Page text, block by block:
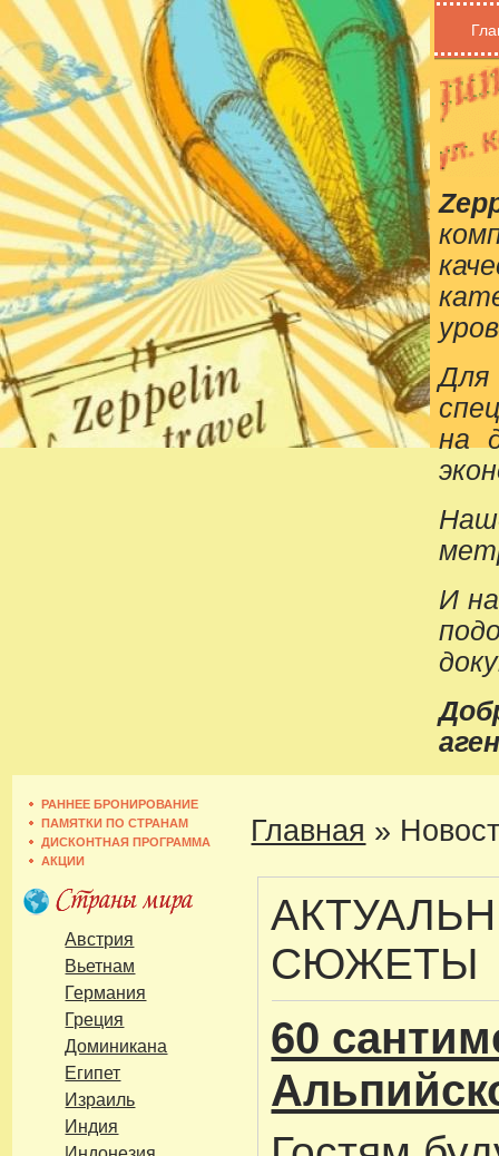
на
И
РАННЕЕ БРОНИРОВАНИЕ
ПАМЯТКИ ПО СТРАНАМ
ДИСКОНТНАЯ ПРОГРАММА
АКЦИИ
Австрия
Вьетнам
Германия
Греция
Доминикана
Египет
Израиль
Индия
Главная »
СЮЖЕТЫ
60